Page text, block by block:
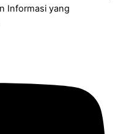
Informasi yang